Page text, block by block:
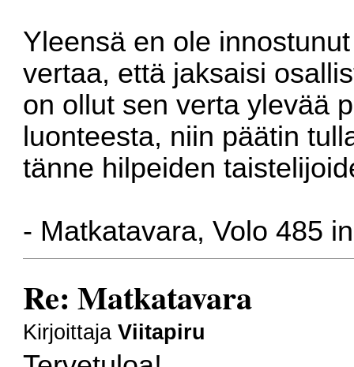
Yleensä en ole
vertaa, että jaksaisi
on ollut sen verta ylevää
luonteesta, niin päätin
tänne hilpeiden
- Matkatavara, Volo 485
Re: Matkatavara
KirjoittajaViitapiru